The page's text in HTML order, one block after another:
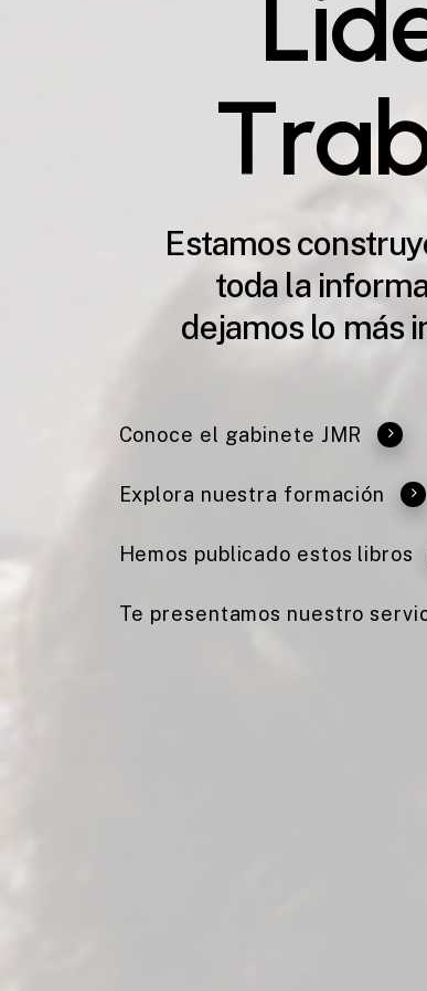
Tra
Estamos
toda la
dejamos lo más
Conoce el gabinete JMR
Explora nuestra formación
Hemos publicado estos libros
Te presentamos nuestro